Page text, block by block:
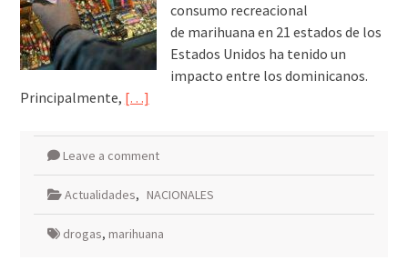
consumo recreacional
de marihuana en 21 estados de los
Estados Unidos ha tenido un
impacto entre los dominicanos.
Principalmente, […]
Leave a comment
Actualidades, NACIONALES
drogas, marihuana